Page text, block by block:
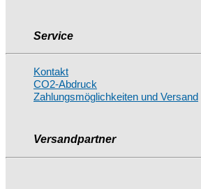
Service
Kontakt
CO2-Abdruck
Zahlungsmöglichkeiten und Versand
Versandpartner